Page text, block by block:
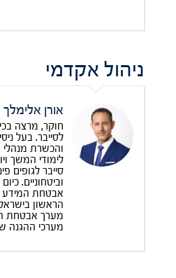
ניהול אקדמי
אורן אלימלך
חוקר, מרצה
לסייבר. בעל
והכשרת מנהלי
לימודי המשך
סייבר לגופים
וביטחוניים.
אבטחת המידע
הראשון
מערך אבטחת
מערכי ההגנה